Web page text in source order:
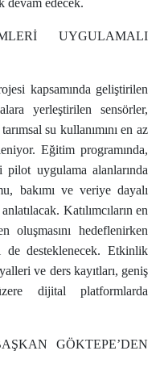
devam edecek.
UYGULAMALI
kapsamında geliştirilen
yerleştirilen sensörler,
su kullanımını en az
Eğitim programında,
uygulama alanlarında
bakımı ve veriye dayalı
Katılımcıların en
oluşmasını hedeflenirken
de desteklenecek. Etkinlik
ve ders kayıtları, geniş
dijital platformlarda
GÖKTEPE’DEN